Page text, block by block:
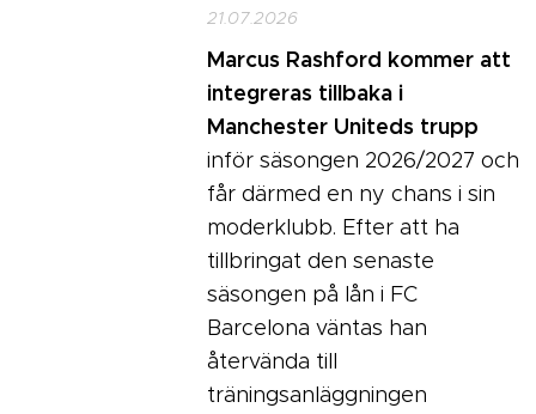
21.07.2026
Marcus Rashford kommer att
integreras tillbaka i
Manchester Uniteds trupp
inför säsongen 2026/2027 och
får därmed en ny chans i sin
moderklubb. Efter att ha
tillbringat den senaste
säsongen på lån i FC
Barcelona väntas han
återvända till
träningsanläggningen